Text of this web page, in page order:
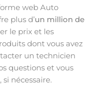
web Auto
plus d’un million de
le prix et les
dont vous avez
un technicien
questions et vous
si nécessaire.